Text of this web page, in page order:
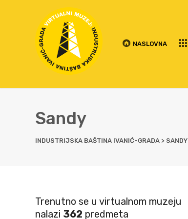
NASLOVNA
Sandy
INDUSTRIJSKA BAŠTINA IVANIĆ-GRADA > SANDY
Trenutno se u virtualnom muzeju
nalazi 362 predmeta